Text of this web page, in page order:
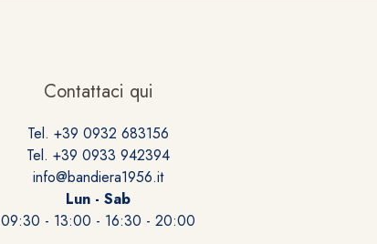
Contattaci qui
Tel. +39 0932 683156
Tel. +39 0933 942394
info@bandiera1956.it
Lun - Sab
09:30 - 13:00 - 16:30 - 20:00